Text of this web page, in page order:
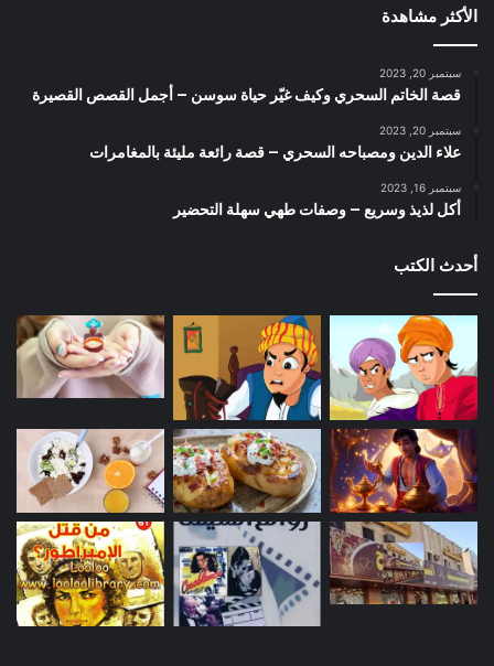
الأكثر مشاهدة
سبتمبر 20, 2023
قصة الخاتم السحري وكيف غيّر حياة سوسن – أجمل القصص القصيرة
سبتمبر 20, 2023
علاء الدين ومصباحه السحري – قصة رائعة مليئة بالمغامرات
سبتمبر 16, 2023
أكل لذيذ وسريع – وصفات طهي سهلة التحضير
أحدث الكتب